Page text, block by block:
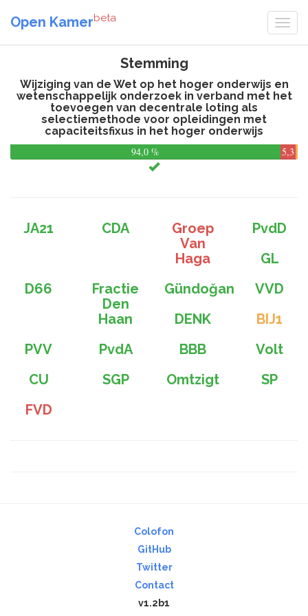
Open Kamerbeta
Stemming
Wijziging van de Wet op het hoger onderwijs en
wetenschappelijk onderzoek in verband met het
toevoegen van decentrale loting als
selectiemethode voor opleidingen met
capaciteitsfixus in het hoger onderwijs
94,0 %
5,3
JA21 CDA
Groep
Van
Haga
PvdD
GL
D66
Fractie
Den
Haan
Gündoğan
VVD
DENK
BIJ1
PVV
PvdA BBB
Volt
CU
SGP Omtzigt
SP
FVD
Colofon
GitHub
Twitter
Contact
v1.2b1